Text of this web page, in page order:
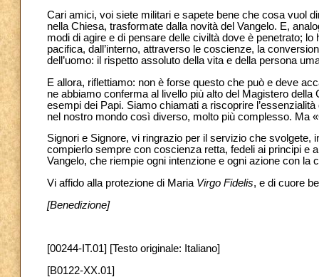
Cari amici, voi siete militari e sapete bene che cosa vuol
nella Chiesa, trasformate dalla novità del Vangelo. E,
modi di agire e di pensare delle civiltà dove è penetrato;
pacifica, dall’interno, attraverso le coscienze, la
dell’uomo: il rispetto assoluto della vita e della persona
E allora, riflettiamo: non è forse questo che può e deve
ne abbiamo conferma al livello più alto del Magistero
esempi dei Papi. Siamo chiamati a riscoprire
nel nostro mondo così diverso, molto più complesso. Ma
Signori e Signore, vi ringrazio per il servizio che svolgete,
compierlo sempre con coscienza retta, fedeli ai principi e
Vangelo, che riempie ogni intenzione e ogni azione con la
Vi affido alla protezione di Maria Virgo Fidelis, e di cuore
[Benedizione]
[00244-IT.01] [Testo originale: Italiano]
[B0122-XX.01]